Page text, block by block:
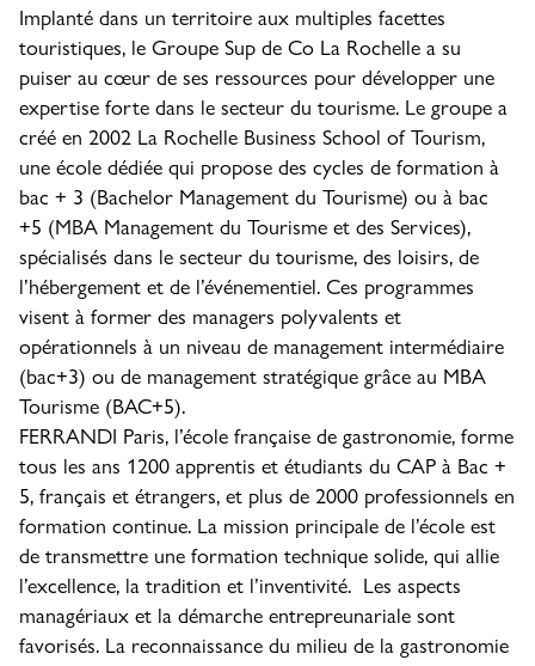
Implanté dans un territoire aux multiples facettes
touristiques, le Groupe Sup de Co La Rochelle a su
puiser au cœur de ses ressources pour développer une
expertise forte dans le secteur du tourisme. Le groupe a
créé en 2002 La Rochelle Business School of Tourism,
une école dédiée qui propose des cycles de formation à
bac + 3 (Bachelor Management du Tourisme) ou à bac
+5 (MBA Management du Tourisme et des Services),
spécialisés dans le secteur du tourisme, des loisirs, de
l’hébergement et de l’événementiel. Ces programmes
visent à former des managers polyvalents et
opérationnels à un niveau de management intermédiaire
(bac+3) ou de management stratégique grâce au MBA
Tourisme (BAC+5).
FERRANDI Paris, l’école française de gastronomie, forme
tous les ans 1200 apprentis et étudiants du CAP à Bac +
5, français et étrangers, et plus de 2000 professionnels en
formation continue. La mission principale de l’école est
de transmettre une formation technique solide, qui allie
l’excellence, la tradition et l’inventivité. Les aspects
managériaux et la démarche entrepreunariale sont
favorisés. La reconnaissance du milieu de la gastronomie